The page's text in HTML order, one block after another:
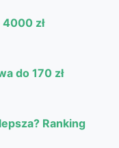
zł
do 170 zł
Ranking